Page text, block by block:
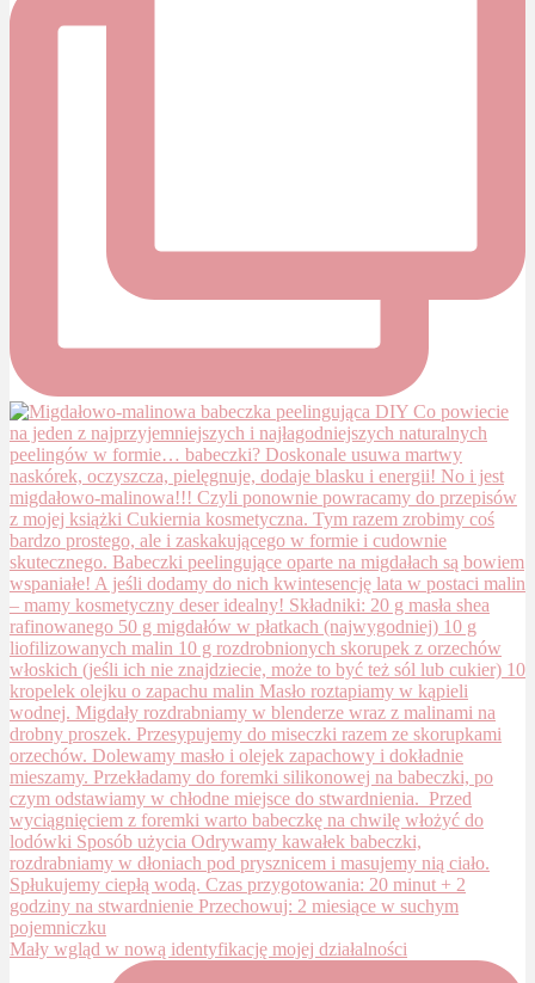
Mały wgląd w nową identyfikację mojej działalności